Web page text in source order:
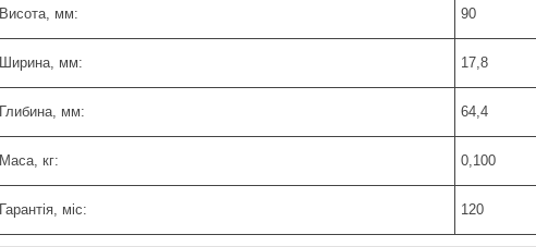
Висота, мм: 90
Ширина, мм: 17,8
Глибина, мм: 64,4
Маса, кг: 0,100
Гарантія, міс: 120